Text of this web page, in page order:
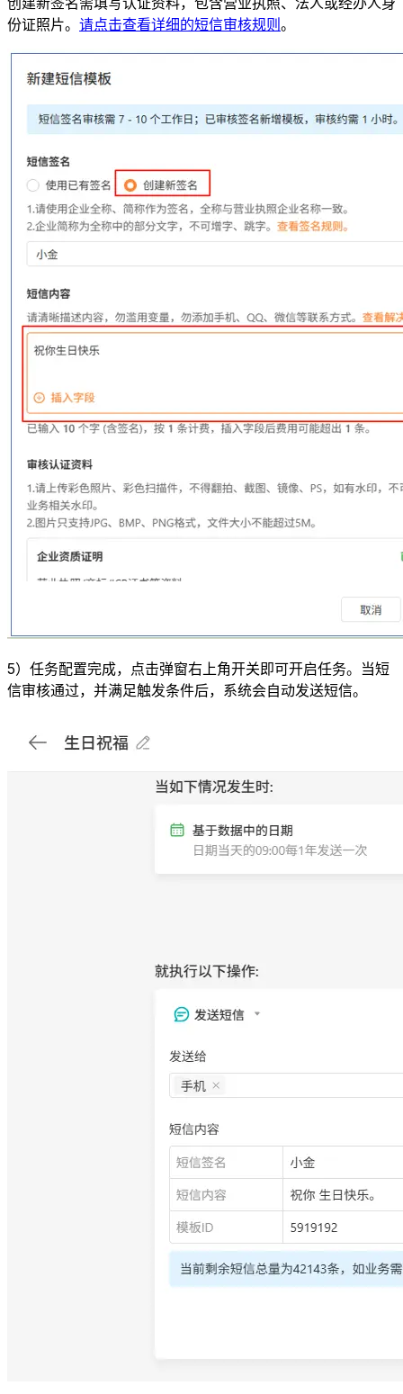
份证照片。 请点击查看详细的短信审核规则。
5）任务配置完成，点击弹窗右上角开关即可开启任务。当短
信审核通过，并满足触发条件后，系统会自动发送短信。